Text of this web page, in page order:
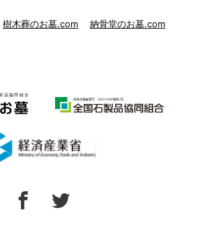
樹木葬のお墓.com 納骨堂のお墓.com